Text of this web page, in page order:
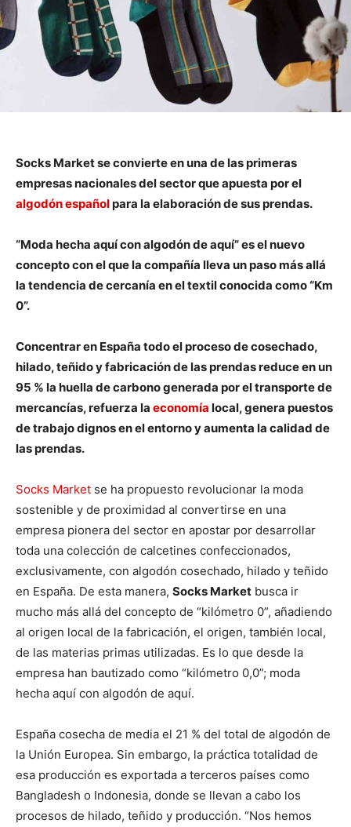
Socks Market se convierte en una de las primeras
empresas nacionales del sector que apuesta por el
algodón españolpara la elaboración de sus prendas.
“Moda hecha aquí con algodón de aquí” es el nuevo
concepto con el que la compañía lleva un paso más allá
la tendencia de cercanía en el textil conocida como “Km
0”.
Concentrar en España todo el proceso de cosechado,
hilado, teñido y fabricación de las prendas reduce en un
95 % la huella de carbono generada por el transporte de
mercancías, refuerza la economía local, genera puestos
de trabajo dignos en el entorno y aumenta la calidad de
las prendas.
Socks Market se ha propuesto revolucionar la moda
sostenible y de proximidad al convertirse en una
empresa pionera del sector en apostar por desarrollar
toda una colección de calcetines confeccionados,
exclusivamente, con algodón cosechado, hilado y teñido
en España. De esta manera, Socks Market busca ir
mucho más allá del concepto de “kilómetro 0”, añadiendo
al origen local de la fabricación, el origen, también local,
de las materias primas utilizadas. Es lo que desde la
empresa han bautizado como “kilómetro 0,0”; moda
hecha aquí con algodón de aquí.
España cosecha de media el 21 % del total de algodón de
la Unión Europea. Sin embargo, la práctica totalidad de
esa producción es exportada a terceros países como
Bangladesh o Indonesia, donde se llevan a cabo los
procesos de hilado, teñido y producción. “Nos hemos